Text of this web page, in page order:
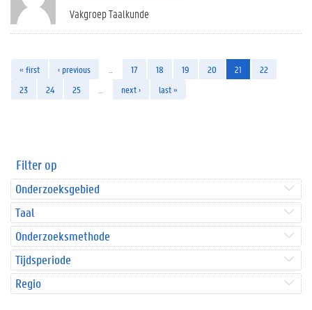
Vakgroep Taalkunde
« first ‹ previous 17 18 19 20 21
22
23
24 25 next › last »
Filter op
Onderzoeksgebied
Taal
Onderzoeksmethode
Tijdsperiode
Regio